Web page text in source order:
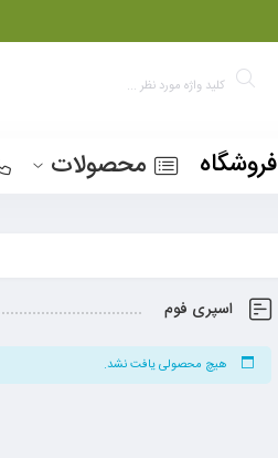
فروشگاه محصولات
اسپری فوم
هیچ محصولی یافت نشد.